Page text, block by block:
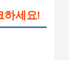
하세요!